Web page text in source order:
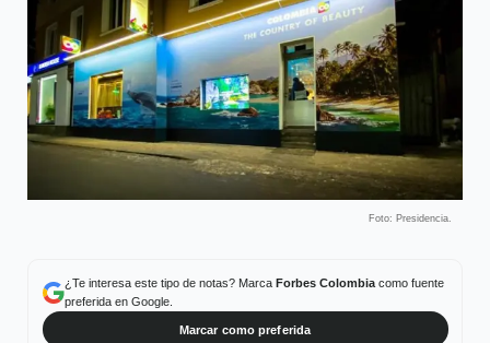
Foto: Presidencia.
¿Te interesa este tipo de notas? Marca Forbes Colombiacomo fuente
preferida en Google.
Marcar como preferida